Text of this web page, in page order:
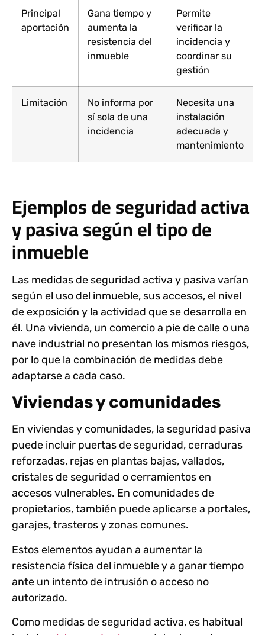
Principal
aportación
Gana tiempo y
aumenta la
resistencia del
inmueble
Permite
verificar la
incidencia y
coordinar su
gestión
Limitación
No informa por
sí sola de una
incidencia
Necesita una
instalación
adecuada y
mantenimiento
Ejemplos de seguridad activa
y pasiva según el tipo de
inmueble
Las medidas de seguridad activa y pasiva varían
según el uso del inmueble, sus accesos, el nivel
de exposición y la actividad que se desarrolla en
él. Una vivienda, un comercio a pie de calle o una
nave industrial no presentan los mismos riesgos,
por lo que la combinación de medidas debe
adaptarse a cada caso.
Viviendas y comunidades
En viviendas y comunidades, la seguridad pasiva
puede incluir puertas de seguridad, cerraduras
reforzadas, rejas en plantas bajas, vallados,
cristales de seguridad o cerramientos en
accesos vulnerables. En comunidades de
propietarios, también puede aplicarse a portales,
garajes, trasteros y zonas comunes.
Estos elementos ayudan a aumentar la
resistencia física del inmueble y a ganar tiempo
ante un intento de intrusión o acceso no
autorizado.
Como medidas de seguridad activa, es habitual